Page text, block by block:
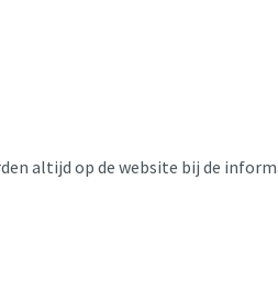
altijd op de website bij de